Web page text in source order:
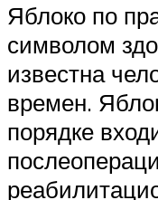
Яблоко по
символом
известна
времен.
порядке